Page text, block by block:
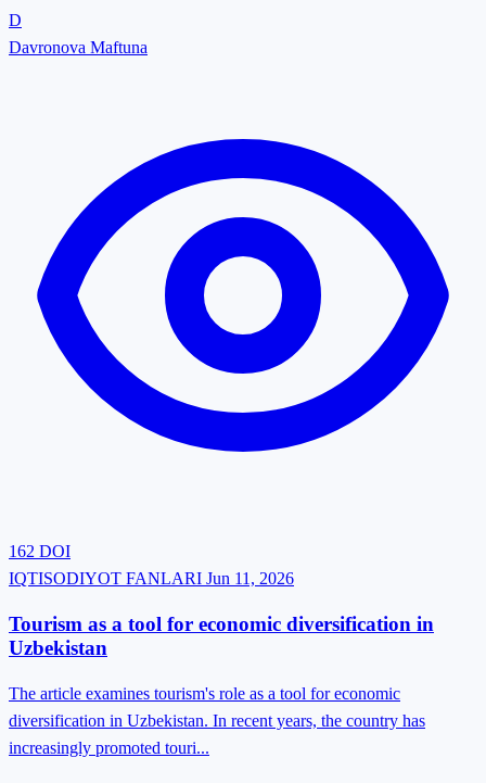
Ta’limda menejment
Ta’lim va tarbiya nazariyasi va metodikasi
Pedagogik ta’limotlar tarixi
Pedagogika nazariyasi
Din psixologiyasi
Rivojlanish psixologiyasi
Yosh va pedagogik psixologiya
Etnopsixologiya
Ijtimoiy psixologiya
Tibbiy va maxsus psixologiya
Inson kasbiy faoliyati psixologiyasi
Ma’naviy jarayonlar va texnologiyalar
Ma’naviy tarbiya
Ma’naviyat tarixi va nazariyasi
Gʻoyalar tarixi va metodologiyasi
Ijtimoiy falsafa
Falsafa tarixi
Ong, madaniyat va amaliyot shakllari falsafasi
D
Davronova Maftuna
162 DOI
IQTISODIYOT FANLARI Jun 11, 2026
Tourism as a tool for economic diversification in
Uzbekistan
The article examines tourism's role as a tool for economic
diversification in Uzbekistan. In recent years, the country has
increasingly promoted touri...